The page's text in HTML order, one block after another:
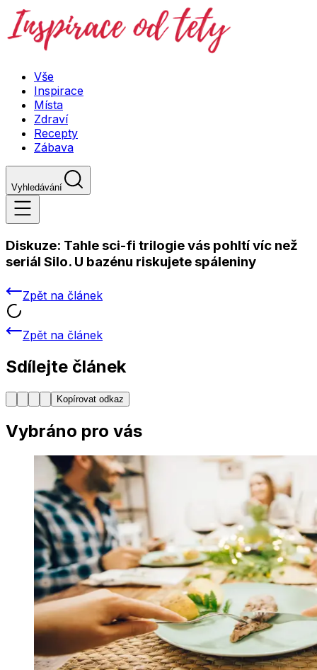
Vše
Inspirace
Místa
Zdraví
Recepty
Zábava
Vyhledávání
Diskuze: Tahle sci-fi trilogie vás pohltí víc než
seriál Silo. U bazénu riskujete spáleniny
Zpět na článek
Zpět na článek
Sdílejte článek
Kopírovat odkaz
Vybráno pro vás